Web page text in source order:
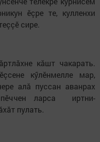
ӗçре те, кулленхи
сире.
кăшт чакарать.
кӳлӗнмелле мар,
алă пуссан аванрах
ларса иртни-
пулать.